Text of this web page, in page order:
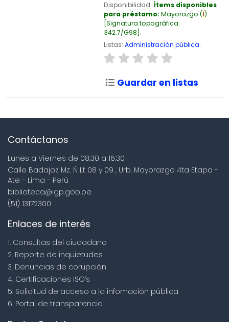
Disponibilidad: Ítems disponibles
para préstamo: Mayorazgo (1)
Signatura topográfica:
342.7/G98 .
Listas: Administración pública.
Guardar en listas
Contáctanos
Lunes a Viernes de 08:30 a 16:30
Calle Badajoz Mz. Ñ Lt 08 y 09 , Urb. Mayorazgo 4ta Etapa -
Ate - Lima - Perú
biblioteca@igp.gob.pe
(51) 13172300
Enlaces de interés
1. Consultas del ciudadano
2. Reporte de inquietudes
3. Denuncias de corupción
4. Certificaciones ISO’s
5. Solicitud de acceso a la infomación pública
6. Portal de transparencia